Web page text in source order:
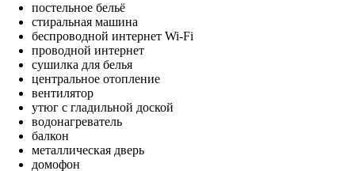
постельное бельё
стиральная машина
беспроводной интернет Wi-Fi
проводной интернет
сушилка для белья
центральное отопление
вентилятор
утюг с гладильной доской
водонагреватель
балкон
металлическая дверь
домофон